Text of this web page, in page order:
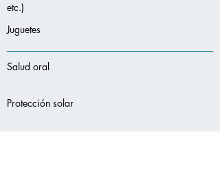
etc.)
Juguetes
Salud oral
Protección solar